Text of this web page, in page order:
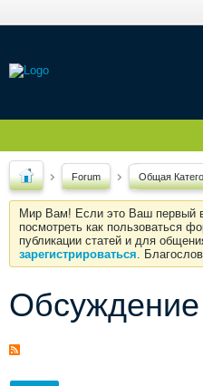
Forum Общая
Мир Вам! Если это Ваш первый
посмотреть как пользоваться
публикации статей и для
зарегистрироваться.